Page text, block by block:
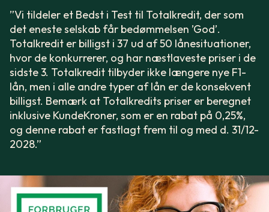
”Vi tildeler et Bedst i Test til Totalkredit, der som
det eneste selskab får bedømmelsen ’God’.
Totalkredit er billigst i 37 ud af 50 lånesituationer,
hvor de konkurrerer, og har næstlaveste priser i de
sidste 3. Totalkredit tilbyder ikke længere nye F1-
lån, men i alle andre typer af lån er de konsekvent
billigst. Bemærk at Totalkredits priser er beregnet
inklusive KundeKroner, som er en rabat på 0,25%,
og denne rabat er fastlagt frem til og med d. 31/12-
2028.”